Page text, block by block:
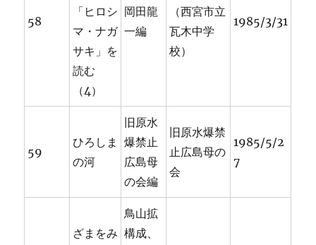
58
「ヒロシ
マ・ナガ
サキ」を
読む
（4）
岡田龍
一編
（西宮市立
瓦木中学
校）
1985/3/31
59
ひろしま
の河
旧原水
爆禁止
広島母
の会編
旧原水爆禁
止広島母の
会
1985/5/2
7
ざまをみ
鳥山拡
構成、